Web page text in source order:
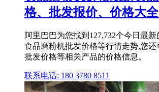
格、批发报价、价格大
阿里巴巴为您找到127,732个今日最
食品磨粉机批发价格等行情走势,您还
批发价格等相关产品的价格信息。
联系电话: 180 3780 8511